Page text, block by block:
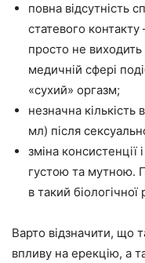
повна відсутність
статевого
просто не
медичній сфері
«сухий» оргазм;
незначна кількість
мл) після
зміна консистенції
густою та мутною.
в такий
Варто відзначити, що
впливу на ерекцію, а